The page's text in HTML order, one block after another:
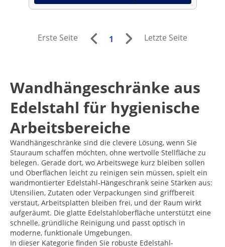
Erste Seite 1 Letzte Seite
Wandhängeschränke aus
Edelstahl für hygienische
Arbeitsbereiche
Wandhängeschränke sind die clevere Lösung, wenn Sie
Stauraum schaffen möchten, ohne wertvolle Stellfläche zu
belegen. Gerade dort, wo Arbeitswege kurz bleiben sollen
und Oberflächen leicht zu reinigen sein müssen, spielt ein
wandmontierter Edelstahl-Hängeschrank seine Stärken aus:
Utensilien, Zutaten oder Verpackungen sind griffbereit
verstaut, Arbeitsplatten bleiben frei, und der Raum wirkt
aufgeräumt. Die glatte Edelstahloberfläche unterstützt eine
schnelle, gründliche Reinigung und passt optisch in
moderne, funktionale Umgebungen.
In dieser Kategorie finden Sie robuste Edelstahl-